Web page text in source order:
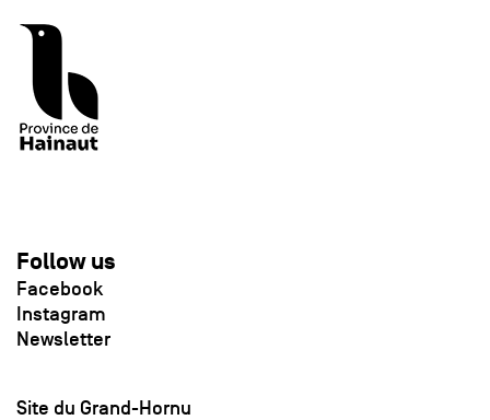
Follow us
Facebook
Instagram
Newsletter
Site du Grand-Hornu